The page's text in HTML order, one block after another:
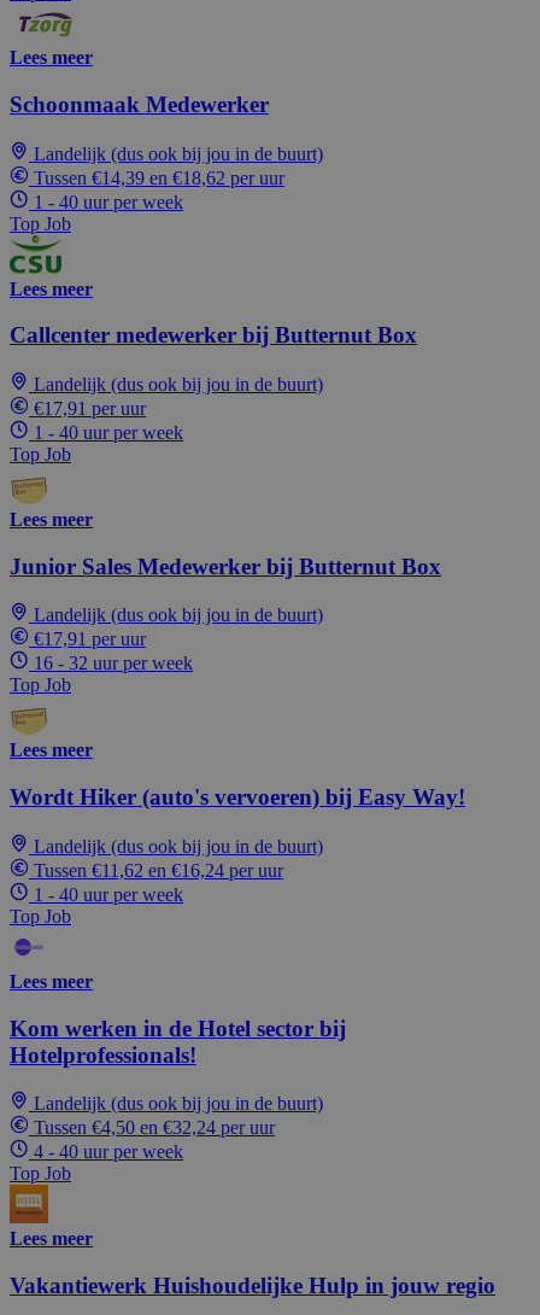
Lees meer
Schoonmaak Medewerker
Landelijk (dus ook bij jou in de buurt)
Tussen €14,39 en €18,62 per uur
1 - 40 uur per week
Top Job
Lees meer
Callcenter medewerker bij Butternut Box
Landelijk (dus ook bij jou in de buurt)
€17,91 per uur
1 - 40 uur per week
Top Job
Lees meer
Junior Sales Medewerker bij Butternut Box
Landelijk (dus ook bij jou in de buurt)
€17,91 per uur
16 - 32 uur per week
Top Job
Lees meer
Wordt Hiker (auto's vervoeren) bij Easy Way!
Landelijk (dus ook bij jou in de buurt)
Tussen €11,62 en €16,24 per uur
1 - 40 uur per week
Top Job
Lees meer
Kom werken in de Hotel sector bij
Hotelprofessionals!
Landelijk (dus ook bij jou in de buurt)
Tussen €4,50 en €32,24 per uur
4 - 40 uur per week
Top Job
Lees meer
Vakantiewerk Huishoudelijke Hulp in jouw regio